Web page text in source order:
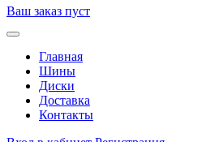
Ваш заказ пуст
Главная
Шины
Диски
Доставка
Контакты